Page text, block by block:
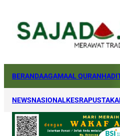
BERANDAAGAMAAL QURAN
NEWSNASIONALKESRAPUSTAKA